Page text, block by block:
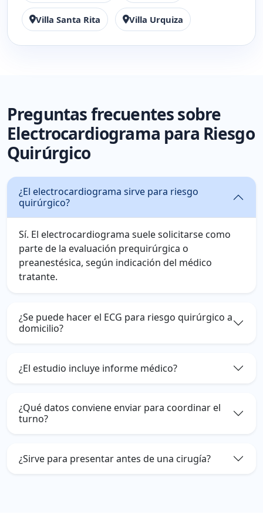
Villa Santa Rita Villa Urquiza
Preguntas frecuentes sobre
Electrocardiograma para Riesgo
Quirúrgico
¿El electrocardiograma sirve para riesgo
quirúrgico?
Sí. El electrocardiograma suele solicitarse como
parte de la evaluación prequirúrgica o
preanestésica, según indicación del médico
tratante.
¿Se puede hacer el ECG para riesgo quirúrgico a
domicilio?
¿El estudio incluye informe médico?
¿Qué datos conviene enviar para coordinar el
turno?
¿Sirve para presentar antes de una cirugía?